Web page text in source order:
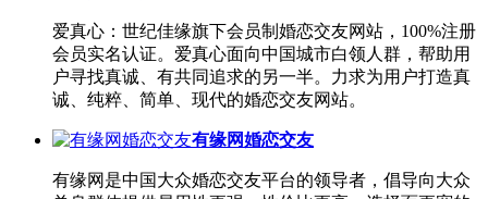
爱真心：世纪佳缘旗下会员制婚恋交友网站，100%注册
会员实名认证。爱真心面向中国城市白领人群，帮助用
户寻找真诚、有共同追求的另一半。力求为用户打造真
诚、纯粹、简单、现代的婚恋交友网站。
有缘网婚恋交友
有缘网是中国大众婚恋交友平台的领导者，倡导向大众